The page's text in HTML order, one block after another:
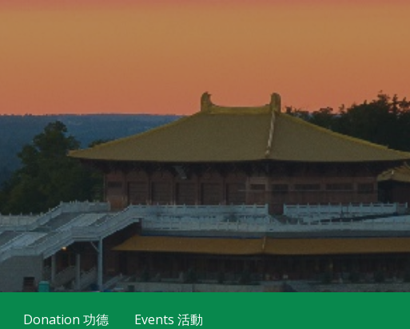
Donation 功德 Events 活動